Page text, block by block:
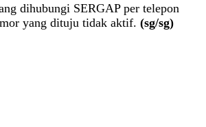
dihubungi SERGAP per telepon
yang dituju tidak aktif. (sg/sg)